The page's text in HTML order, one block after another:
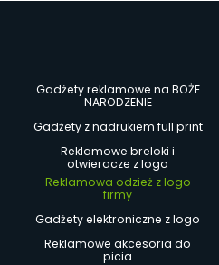
Gadżety reklamowe na BOŻE
NARODZENIE
Gadżety z nadrukiem full print
Reklamowe breloki i
otwieracze z logo
Reklamowa odzież z logo
firmy
Gadżety elektroniczne z logo
Reklamowe akcesoria do
picia